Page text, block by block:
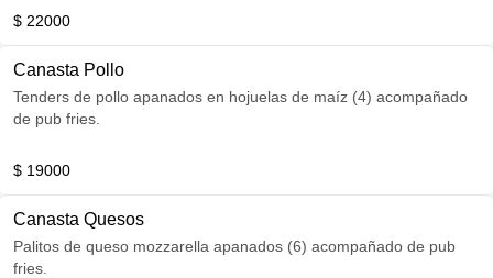
$ 22000
Canasta Pollo
Tenders de pollo apanados en hojuelas de maíz (4) acompañado
de pub fries.
$ 19000
Canasta Quesos
Palitos de queso mozzarella apanados (6) acompañado de pub
fries.